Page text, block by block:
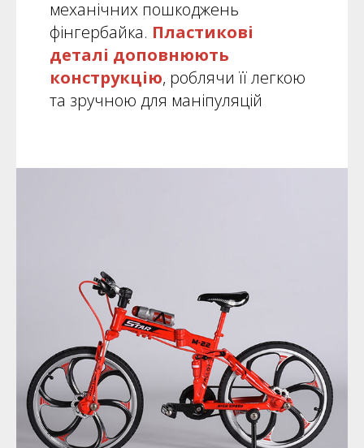
механічних пошкоджень
фінгербайка. Пластикові
деталі доповнюють
конструкцію, роблячи її легкою
та зручною для маніпуляцій